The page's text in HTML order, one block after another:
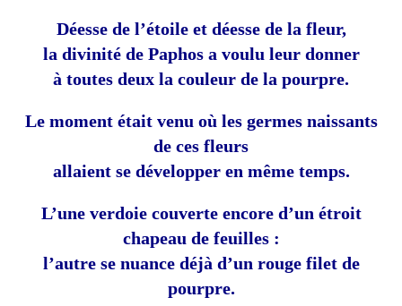
Déesse de l’étoile et déesse de la fleur,
la divinité de Paphos a voulu leur donner
à toutes deux la couleur de la pourpre.
Le moment était venu où les germes naissants
de ces fleurs
allaient se développer en même temps.
L’une verdoie couverte encore d’un étroit
chapeau de feuilles :
l’autre se nuance déjà d’un rouge filet de
pourpre.